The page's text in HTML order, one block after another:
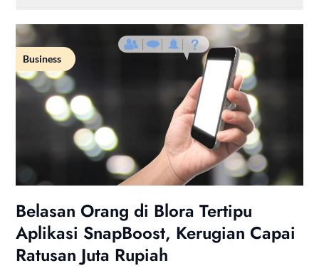
Business
Belasan Orang di Blora Tertipu
Aplikasi SnapBoost, Kerugian Capai
Ratusan Juta Rupiah